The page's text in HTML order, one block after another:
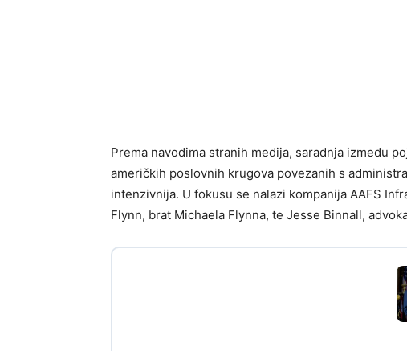
Prema navodima stranih medija, saradnja između
američkih poslovnih krugova povezanih s
intenzivnija. U fokusu se nalazi kompanija AAFS
Flynn, brat Michaela Flynna, te Jesse Binnall,